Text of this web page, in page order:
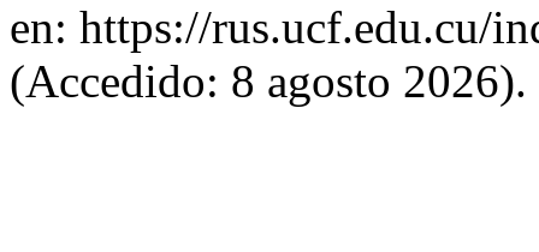
en: https://rus.ucf.edu.cu/
(Accedido: 8 agosto 2026).